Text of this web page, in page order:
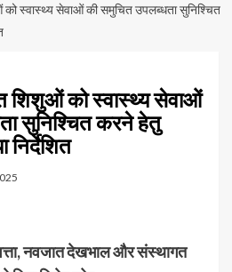
स्वास्थ्य सेवाओं की समुचित उपलब्धता सुनिश्चित
शिशुओं को स्वास्थ्य सेवाओं
सुनिश्चित करने हेतु
निर्देशित
नवजात देखभाल और संस्थागत